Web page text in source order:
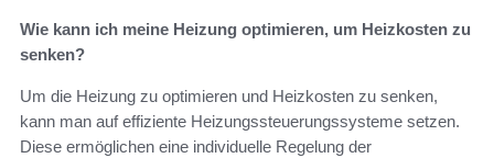
Wie kann ich meine Heizung optimieren, um Heizkosten zu
senken?
Um die Heizung zu optimieren und Heizkosten zu senken,
kann man auf effiziente Heizungssteuerungssysteme setzen.
Diese ermöglichen eine individuelle Regelung der